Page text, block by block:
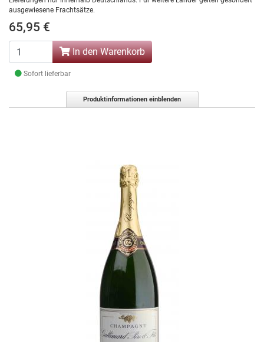
ausgewiesene Frachtsätze.
65,95 €
In den Warenkorb
Sofort lieferbar
Produktinformationen einblenden